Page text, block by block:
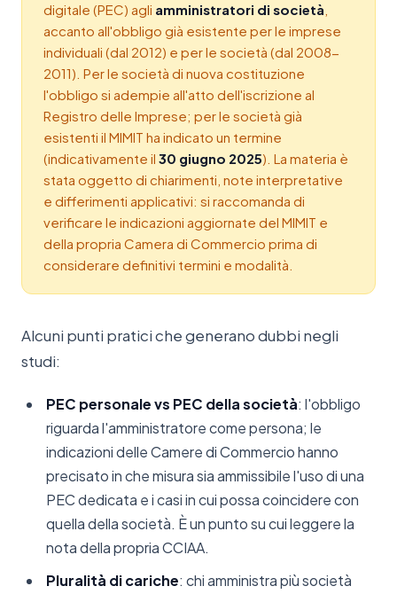
digitale (PEC) agli amministratori di società
accanto all'obbligo già esistente per le imprese
individuali (dal 2012) e per le società (dal 2008-
2011). Per le società di nuova costituzione
l'obbligo si adempie all'atto dell'iscrizione al
Registro delle Imprese; per le società già
esistenti il MIMIT ha indicato un termine
(indicativamente il 30 giugno 2025). La materia è
stata oggetto di chiarimenti, note interpretative
e differimenti applicativi: si raccomanda di
verificare le indicazioni aggiornate del MIMIT e
della propria Camera di Commercio prima di
considerare definitivi termini e modalità.
Alcuni punti pratici che generano dubbi negli
studi:
PEC personale vs PEC della società: l'obbligo
riguarda l'amministratore come persona; le
indicazioni delle Camere di Commercio hanno
precisato in che misura sia ammissibile l'uso di una
PEC dedicata e i casi in cui possa coincidere con
quella della società. È un punto su cui leggere la
nota della propria CCIAA.
Pluralità di cariche: chi amministra più società